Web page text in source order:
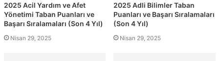
2025 Acil Yardım ve Afet
Yönetimi Taban Puanları ve
Başarı Sıralamaları (Son 4 Yıl)
Nisan 29, 2025
2025 Adli Bilimler Taban
Puanları ve Başarı Sıralamaları
(Son 4 Yıl)
Nisan 29, 2025